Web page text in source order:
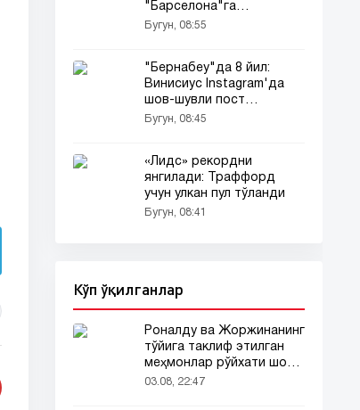
"Барселона"га
трансфери
Бугун, 08:55
"Бернабеу"да 8 йил:
Винисиус Instagram'да
шов-шувли пост
қолдирди...
Бугун, 08:45
«Лидс» рекордни
янгилади: Траффорд
учун улкан пул тўланди
Бугун, 08:41
Кўп ўқилганлар
Роналду ва Жоржинанинг
тўйига таклиф этилган
меҳмонлар рўйхати шов-
шувда
03.08, 22:47